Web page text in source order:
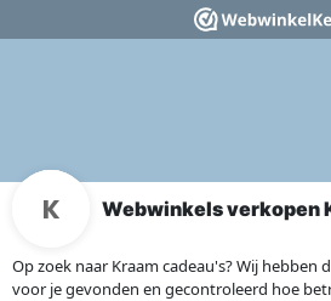
Webwinkels verkopen
Op zoek naar Kraam cadeau's? Wij hebben
voor je gevonden en gecontroleerd hoe